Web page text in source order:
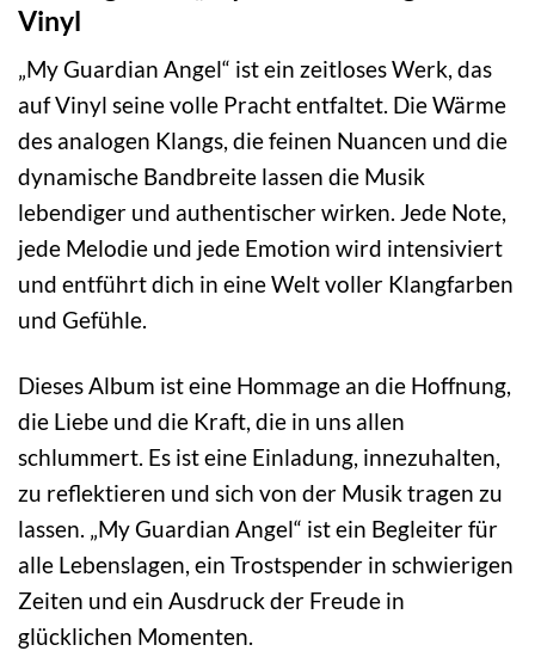
Vinyl
„My Guardian Angel“ ist ein zeitloses Werk, das
auf Vinyl seine volle Pracht entfaltet. Die Wärme
des analogen Klangs, die feinen Nuancen und die
dynamische Bandbreite lassen die Musik
lebendiger und authentischer wirken. Jede Note,
jede Melodie und jede Emotion wird intensiviert
und entführt dich in eine Welt voller Klangfarben
und Gefühle.
Dieses Album ist eine Hommage an die Hoffnung,
die Liebe und die Kraft, die in uns allen
schlummert. Es ist eine Einladung, innezuhalten,
zu reflektieren und sich von der Musik tragen zu
lassen. „My Guardian Angel“ ist ein Begleiter für
alle Lebenslagen, ein Trostspender in schwierigen
Zeiten und ein Ausdruck der Freude in
glücklichen Momenten.